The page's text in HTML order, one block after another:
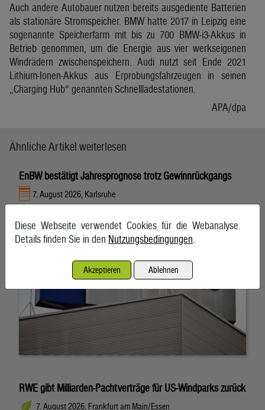
Auch andere Autobauer nutzen bereits ausgediente Batterien
als stationäre Stromspeicher. BMW hatte 2017 in Leipzig eine
sogenannte Speicherfarm mit bis zu 700 BMW-i3-Akkus in
Betrieb genommen, um die Energie aus vier werkseigenen
Windrädern zwischenspeichern. Audi nutzt seit Ende 2021
Lithium-Ionen-Akkus aus Erprobungsfahrzeugen in seinen
„Charging Hub“ genannten Schnellladestationen.
APA/dpa
Ähnliche Artikel weiterlesen
EnBW bestätigt Jahresprognose trotz Gewinnrückgangs
7. August 2026, Karlsruhe
RWE gibt Milliarden-Pachtverträge für US-Windparks zurück
7. August 2026, Frankfurt am Main/Essen
Diese Webseite verwendet Cookies für die Webanalyse.
Details finden Sie in den Nutzungsbedingungen
Akzeptieren Ablehnen